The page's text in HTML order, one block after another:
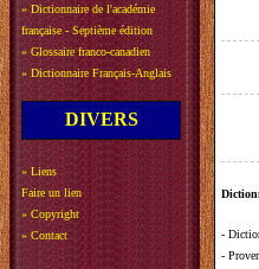
» Dictionnaire de l'académie
française - Septième édition
» Glossaire franco-canadien
» Dictionnaire Français-Anglais
DIVERS
» Liens
Faire un lien
» Copyright
» Contact -
-